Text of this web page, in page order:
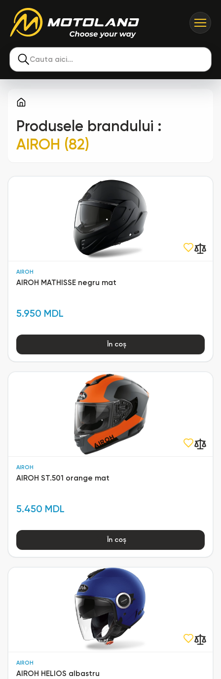
Cauta aici...
Produsele brandului :
AIROH (82)
AIROH
AIROH MATHISSE negru mat
5.950 MDL
În coș
AIROH
AIROH ST.501 orange mat
5.450 MDL
În coș
AIROH
AIROH HELIOS albastru